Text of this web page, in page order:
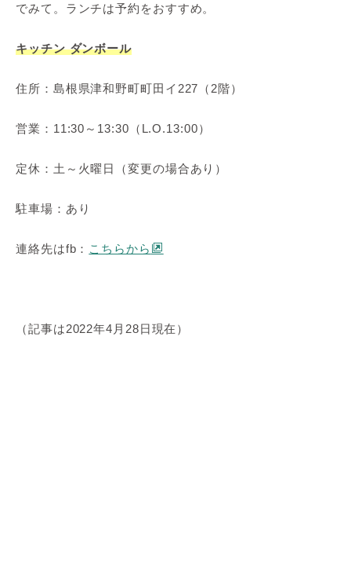
でみて。ランチは予約をおすすめ。
キッチン ダンボール
住所：島根県津和野町町田イ227（2階）
営業：11:30～13:30（L.O.13:00）
定休：土～火曜日（変更の場合あり）
駐車場：あり
連絡先はfb： こちらから
（記事は2022年4月28日現在）